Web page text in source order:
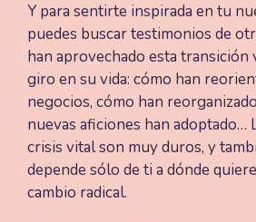
Y para sentirte inspirada en tu
puedes buscar testimonios de
han aprovechado esta transición
giro en su vida: cómo han
negocios, cómo han
nuevas aficiones han adoptado…
crisis vital son muy duros, y
depende sólo de ti a dónde
cambio radical.